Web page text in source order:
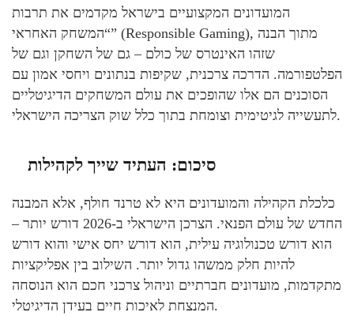
המועדונים המקצועיים בישראל מקדמים את תרבות
“המשחק האחראי” (Responsible Gaming), מתוך הבנה
שזהו האינטרס של כולם – גם של השחקן וגם של
הפלטפורמה. הדרכה צרכנית, שקיפות בנתונים ויחסי אמון עם
הסוכנים הם אלו שהופכים את עולם המשחקים הדיגיטליים
לתעשייה לגיטימית וצומחת בתוך כלל שוק הצריכה הישראלי.
סיכום: העתיד שייך לקהילות
כלכלת הקהילה והמועדונים היא לא טרנד חולף, אלא המבנה
החדש של עולם הפנאי. הצרכן הישראלי ב-2026 דורש יותר –
הוא דורש טכנולוגיה עילית, הוא דורש יחס אישי והוא דורש
להיות חלק ממשהו גדול יותר. השילוב בין אפליקציות
מתקדמות, מועדונים חברתיים וניהול צרכני חכם הוא הנוסחה
המנצחת לאיכות חיים בעידן הדיגיטלי.